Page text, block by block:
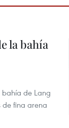
la bahía
bahía de Lang
de fina arena